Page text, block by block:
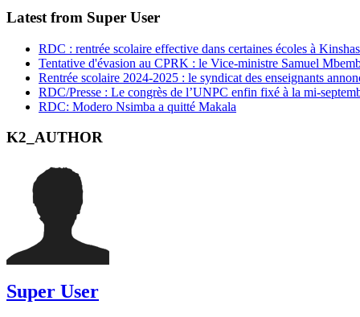
Latest from Super User
RDC : rentrée scolaire effective dans certaines écoles à
Tentative d'évasion au CPRK : le Vice-ministre Samuel
Rentrée scolaire 2024-2025 : le syndicat des enseignants
RDC/Presse : Le congrès de l’UNPC enfin fixé à la mi-
RDC: Modero Nsimba a quitté Makala
K2_AUTHOR
Super User